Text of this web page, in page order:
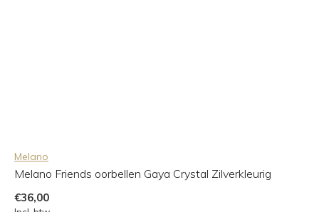
Melano
Melano Friends oorbellen Gaya Crystal Zilverkleurig
€36,00